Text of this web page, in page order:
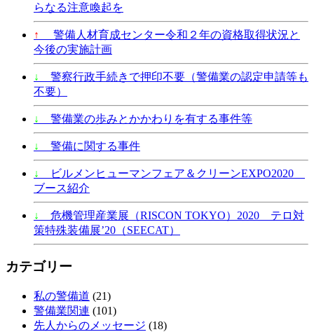
らなる注意喚起を
↑
警備人材育成センター令和２年の資格取得状況と
今後の実施計画
↓
警察行政手続きで押印不要（警備業の認定申請等も
不要）
↓ 警備業の歩みとかかわりを有する事件等
↓ 警備に関する事件
↓
ビルメンヒューマンフェア＆クリーンEXPO2020
ブース紹介
↓
危機管理産業展（RISCON TOKYO）2020 テロ対
策特殊装備展’20（SEECAT）
カテゴリー
私の警備道 (21)
警備業関連 (101)
先人からのメッセージ (18)